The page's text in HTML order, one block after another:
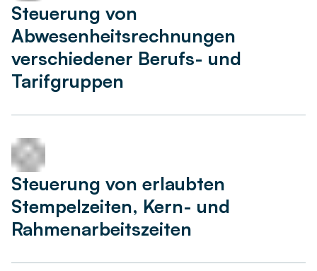
Steuerung von
Abwesenheitsrechnungen
verschiedener Berufs- und
Tarifgruppen
Steuerung von erlaubten
Stempelzeiten, Kern- und
Rahmenarbeitszeiten